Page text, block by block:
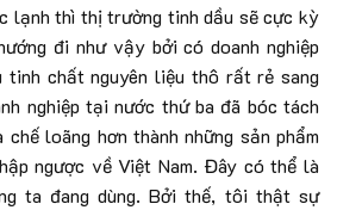
lạnh thì thị trường tinh dầu sẽ cực kỳ
đi như vậy bởi có doanh nghiệp
tinh chất nguyên liệu thô rất rẻ sang
nghiệp tại nước thứ ba đã bóc tách
loãng hơn thành những sản phẩm
ngược về Việt Nam. Đây có thể là
ta đang dùng. Bởi thế, tôi thật sự